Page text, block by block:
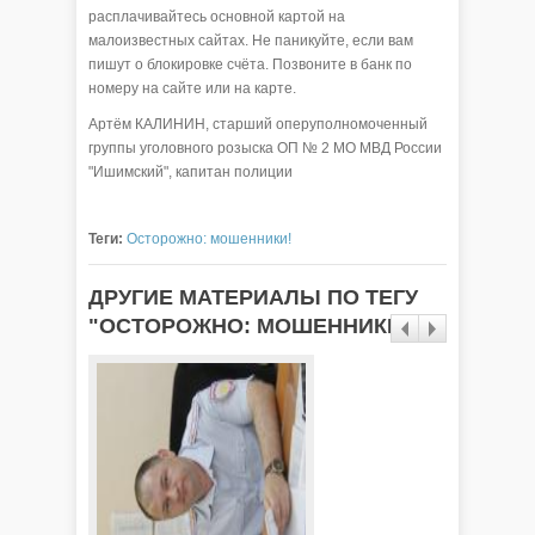
расплачивайтесь основной картой на
малоизвестных сайтах. Не паникуйте, если вам
пишут о блокировке счёта. Позвоните в банк по
номеру на сайте или на карте.
Артём КАЛИНИН, старший оперуполномоченный
группы уголовного розыска ОП № 2 МО МВД России
"Ишимский", капитан полиции
Теги: Осторожно: мошенники!
ДРУГИЕ МАТЕРИАЛЫ ПО ТЕГУ
"ОСТОРОЖНО: МОШЕННИКИ!"